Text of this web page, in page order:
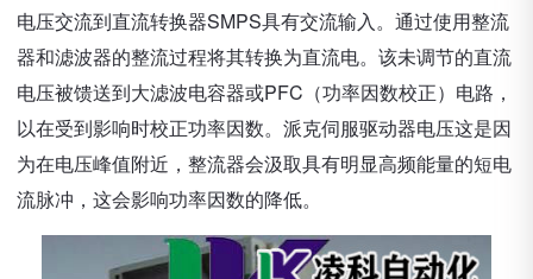
电压交流到直流转换器SMPS具有交流输入。通过使用整流
器和滤波器的整流过程将其转换为直流电。该未调节的直流
电压被馈送到大滤波电容器或PFC（功率因数校正）电路，
以在受到影响时校正功率因数。派克伺服驱动器电压这是因
为在电压峰值附近，整流器会汲取具有明显高频能量的短电
流脉冲，这会影响功率因数的降低。